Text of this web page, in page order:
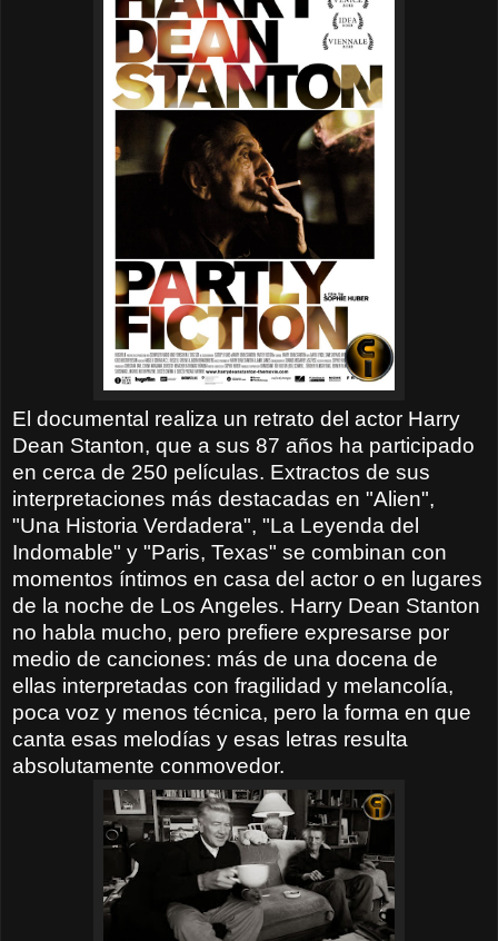
El documental realiza un retrato del actor Harry
Dean Stanton, que a sus 87 años ha participado
en cerca de 250 películas. Extractos de sus
interpretaciones más destacadas en "Alien",
"Una Historia Verdadera", "La Leyenda del
Indomable" y "Paris, Texas" se combinan con
momentos íntimos en casa del actor o en lugares
de la noche de Los Angeles. Harry Dean Stanton
no habla mucho, pero prefiere expresarse por
medio de canciones: más de una docena de
ellas interpretadas con fragilidad y melancolía,
poca voz y menos técnica, pero la forma en que
canta esas melodías y esas letras resulta
absolutamente conmovedor.